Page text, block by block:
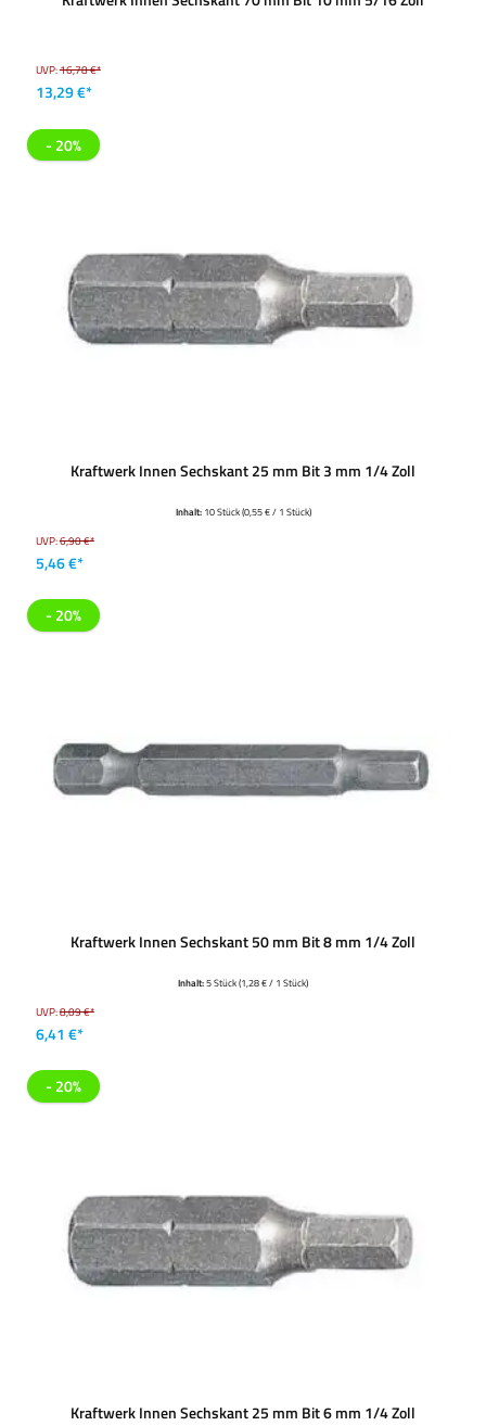
UVP:16,78 €*
13,29 €*
- 20%
Kraftwerk Innen Sechskant 25 mm Bit 3 mm 1/4 Zoll
Inhalt: 10 Stück(0,55 € / 1 Stück)
UVP:6,90 €*
5,46 €*
- 20%
Kraftwerk Innen Sechskant 50 mm Bit 8 mm 1/4 Zoll
Inhalt:5 Stück(1,28 € / 1 Stück)
UVP:8,09 €*
6,41 €*
- 20%
Kraftwerk Innen Sechskant 25 mm Bit 6 mm 1/4 Zoll